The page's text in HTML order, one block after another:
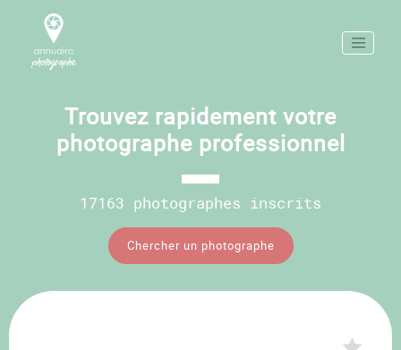
Trouvez rapidement votre
photographe professionnel
17163 photographes inscrits
Chercher un photographe